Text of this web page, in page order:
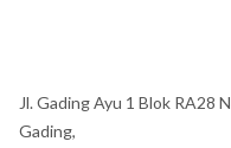
Jl. Gading Ayu 1 Blok RA28
Gading,